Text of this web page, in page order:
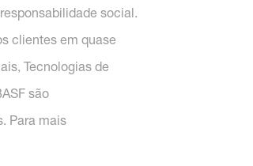
social.
clientes em quase
Tecnologias de
são
Para mais